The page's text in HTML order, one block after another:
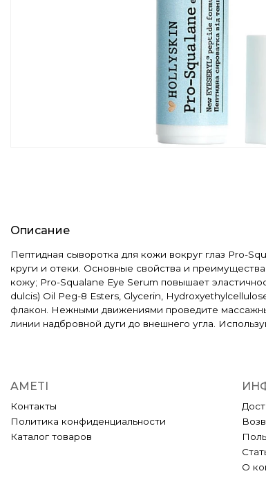
Описание
Пептидная сыворотка для кожи вокруг глаз Pro-
круги и отеки. Основные свойства и
кожу; Pro-Squalane Eye Serum повышает
dulcis) Oil Peg-8 Esters, Glycerin,
флакон. Нежными движениями проведите
линии надбровной дуги до внешнего угла.
AMETI
Контакты
Политика конфиденциальности
Каталог товаров
О